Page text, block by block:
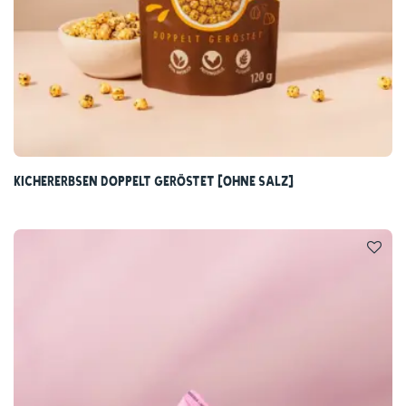
NutriPur Softies in der Geschmacksrichtung Himbeere-
Apfel mit Crispies sind ein einzigartiges
Geschmackserlebnis, das auch dich in Begeisterung
versetzen wird!
Kichererbsen doppelt geröstet (ohne Salz)